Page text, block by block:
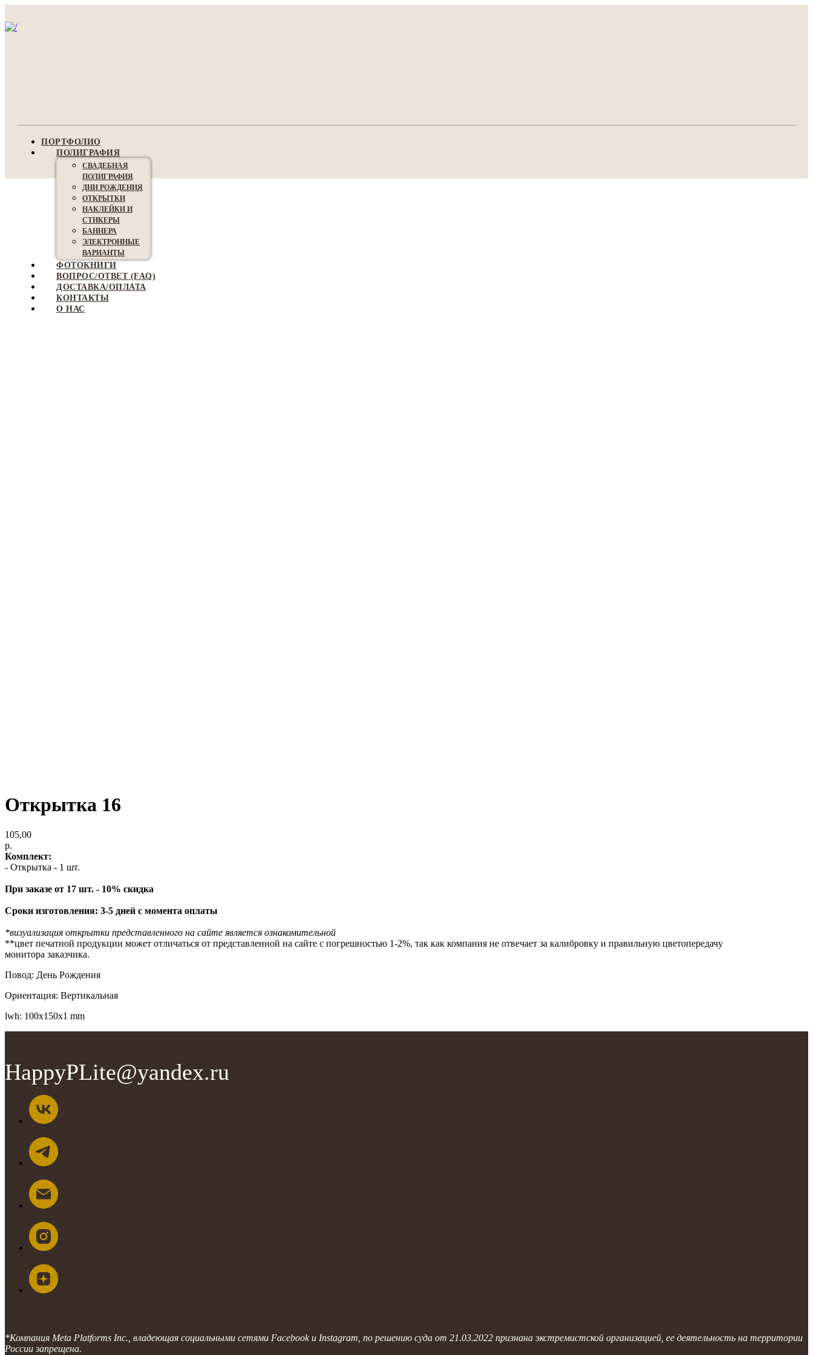
ПОРТФОЛИО
ПОЛИГРАФИЯ
СВАДЕБНАЯ
ПОЛИГРАФИЯ
ДНИ РОЖДЕНИЯ
ОТКРЫТКИ
НАКЛЕЙКИ И
СТИКЕРЫ
БАННЕРА
ЭЛЕКТРОННЫЕ
ВАРИАНТЫ
ФОТОКНИГИ
ВОПРОС/ОТВЕТ (FAQ)
ДОСТАВКА/ОПЛАТА
КОНТАКТЫ
О НАС
Открытка 16
105,00
р.
Комплект:
- Открытка - 1 шт.
При заказе от 17 шт. - 10% скидка
Сроки изготовления: 3-5 дней с момента оплаты
*визуализация открытки представленного на сайте является ознакомительной
**цвет печатной продукции может отличаться от представленной на сайте с погрешностью 1-2%, так как компания не отвечает за калибровку и правильную цветопередачу
монитора заказчика.
Повод: День Рождения
Ориентация: Вертикальная
lwh: 100x150x1 mm
HappyPLite@yandex.ru
*Компания Meta Platforms Inc., владеющая социальными сетями Facebook и Instagram, по решению суда от 21.03.2022 признана экстремистской организацией, ее деятельность на территории
России запрещена.